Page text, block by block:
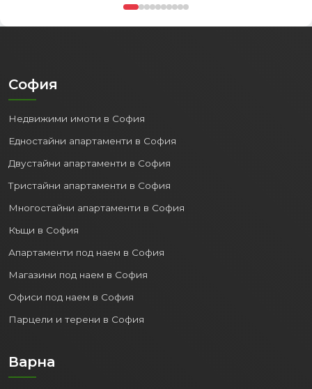
София
Недвижими имоти в София
Едностайни апартаменти в София
Двустайни апартаменти в София
Тристайни апартаменти в София
Многостайни апартаменти в София
Къщи в София
Апартаменти под наем в София
Магазини под наем в София
Офиси под наем в София
Парцели и терени в София
Варна